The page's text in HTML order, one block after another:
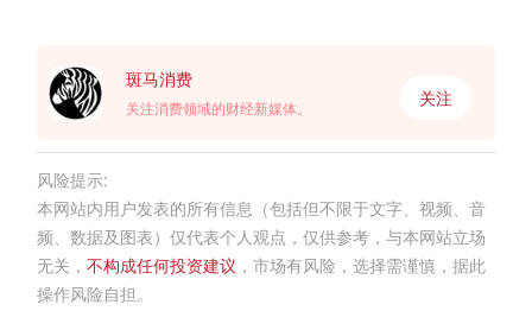
斑马消费
关注消费领域的财经新媒体。 关注
风险提示:
本网站内用户发表的所有信息（包括但不限于文字、视频、音
频、数据及图表）仅代表个人观点，仅供参考，与本网站立场
无关， 不构成任何投资建议 ，市场有风险，选择需谨慎，据此
操作风险自担。